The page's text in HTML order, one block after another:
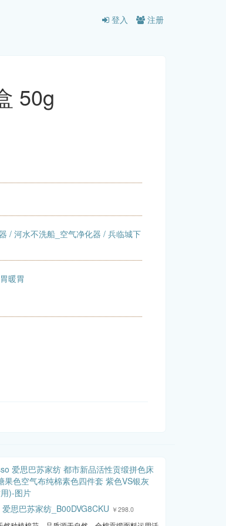
登入 注册
50g
/ 河水不洗船_空气净化器 / 兵临城下
暖胃
思巴苏家纺_B00DVG8CKU ￥298.0